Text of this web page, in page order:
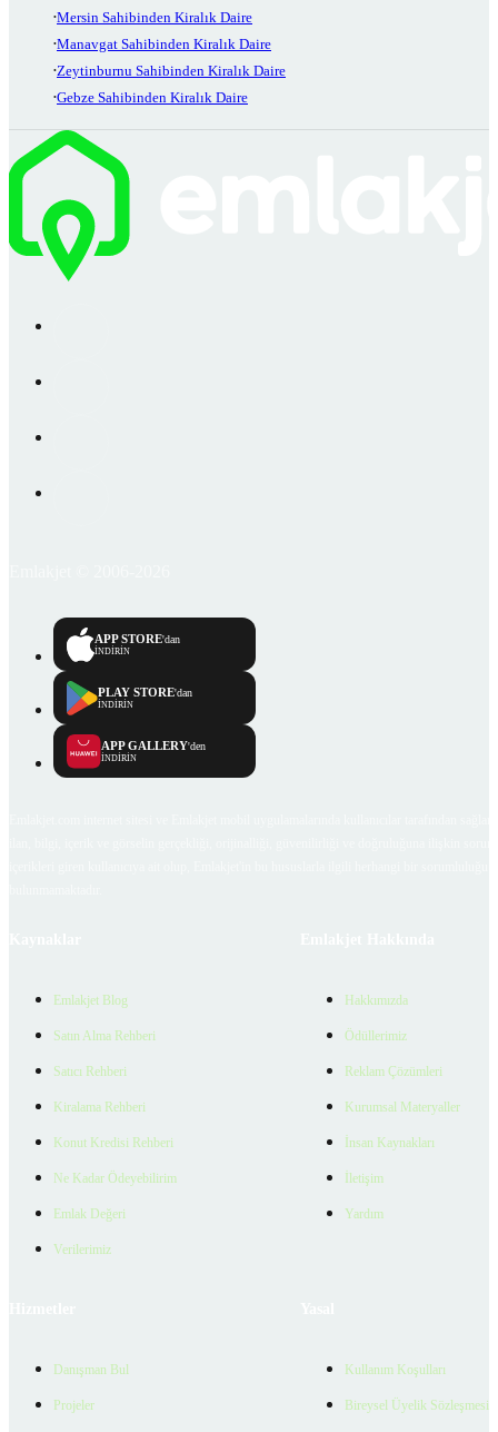
Mersin Sahibinden Kiralık Daire
Manavgat Sahibinden Kiralık Daire
Zeytinburnu Sahibinden Kiralık Daire
Gebze Sahibinden Kiralık Daire
APP STORE'dan
İNDİRİN
PLAY STORE'dan
İNDİRİN
APP GALLERY'den
İNDİRİN
Emlakjet Blog
Satın Alma Rehberi
Satıcı Rehberi
Kiralama Rehberi
Konut Kredisi Rehberi
Ne Kadar Ödeyebilirim
Emlak Değeri
Verilerimiz
Hakkımızda
Ödüllerimiz
Reklam Çözümleri
Kurumsal Materyaller
İnsan Kaynakları
İletişim
Yardım
Danışman Bul
Projeler
Kullanım Koşulları
Bireysel Üyelik Sözleşmesi